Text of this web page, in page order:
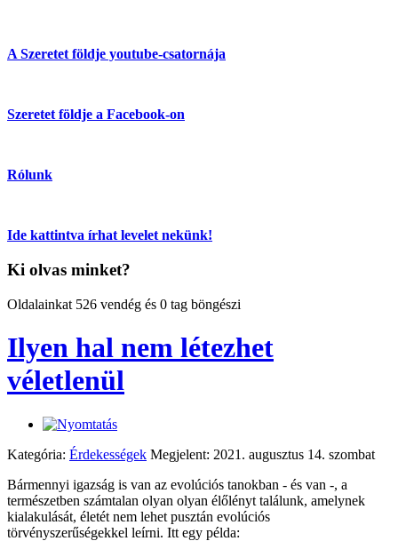
A Szeretet földje youtube-csatornája
Szeretet földje a Facebook-on
Rólunk
Ide kattintva írhat levelet nekünk!
Ki olvas minket?
Oldalainkat 526 vendég és 0 tag böngészi
Ilyen hal nem létezhet
véletlenül
Kategória: Érdekességek Megjelent: 2021. augusztus 14. szombat
Bármennyi igazság is van az evolúciós tanokban - és van -, a
természetben számtalan olyan olyan élőlényt találunk, amelynek
kialakulását, életét nem lehet pusztán evolúciós
törvényszerűségekkel leírni. Itt egy példa: